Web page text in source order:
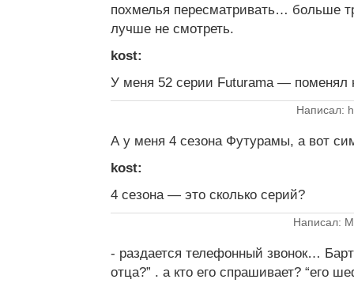
похмелья пересматривать… больше
лучше не смотреть.
kost:
У меня 52 серии Futurama — поменял
Написал:
А у меня 4 сезона Футурамы, а вот
kost:
4 сезона — это сколько серий?
Написал:
- раздается телефонный звонок…
отца?” . а кто его спрашивает? “его